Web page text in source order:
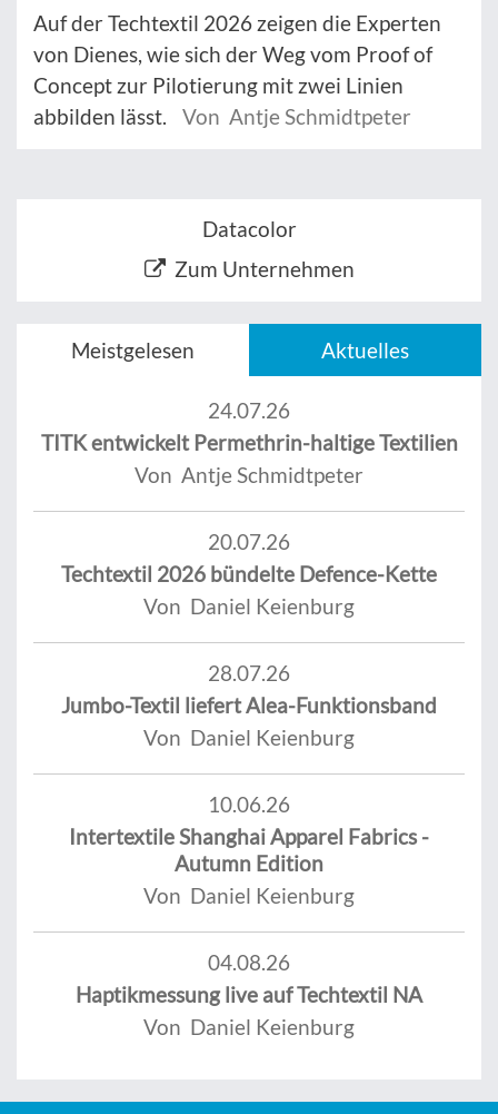
Auf der Techtextil 2026 zeigen die Experten
von Dienes, wie sich der Weg vom Proof of
Concept zur Pilotierung mit zwei Linien
abbilden lässt.
Von Antje Schmidtpeter
Datacolor
Zum Unternehmen
Meistgelesen Aktuelles
24.07.26
TITK entwickelt Permethrin-haltige Textilien
Von Antje Schmidtpeter
20.07.26
Techtextil 2026 bündelte Defence-Kette
Von Daniel Keienburg
28.07.26
Jumbo-Textil liefert Alea-Funktionsband
Von Daniel Keienburg
10.06.26
Intertextile Shanghai Apparel Fabrics -
Autumn Edition
Von Daniel Keienburg
04.08.26
Haptikmessung live auf Techtextil NA
Von Daniel Keienburg